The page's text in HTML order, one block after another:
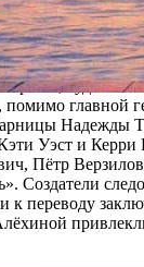
протестной
аресте, суде и
помимо главной
Надежды
Уэст и Керри
Пётр
Создатели
к переводу